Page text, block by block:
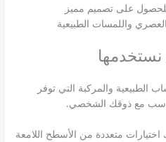
على تصميم مميز
واللمسات الطبيعية
نستخدمها
الطبيعية والمركبة التي توفر
مع ذوقك الشخصي.
اختيارات متعددة من الأسطح اللامعة